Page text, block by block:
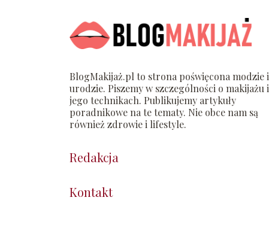
BlogMakijaż.pl to strona poświęcona modzie i
urodzie. Piszemy w szczególności o makijażu i
jego technikach. Publikujemy artykuły
poradnikowe na te tematy. Nie obce nam są
również zdrowie i lifestyle.
Redakcja
Kontakt